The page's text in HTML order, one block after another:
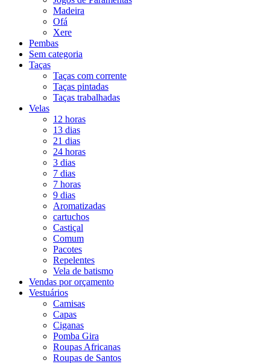
Madeira
Ofá
Xere
Pembas
Sem categoria
Taças
Taças com corrente
Taças pintadas
Taças trabalhadas
Velas
12 horas
13 dias
21 dias
24 horas
3 dias
7 dias
7 horas
9 dias
Aromatizadas
cartuchos
Castiçal
Comum
Pacotes
Repelentes
Vela de batismo
Vendas por orçamento
Vestuários
Camisas
Capas
Ciganas
Pomba Gira
Roupas Africanas
Roupas de Santos